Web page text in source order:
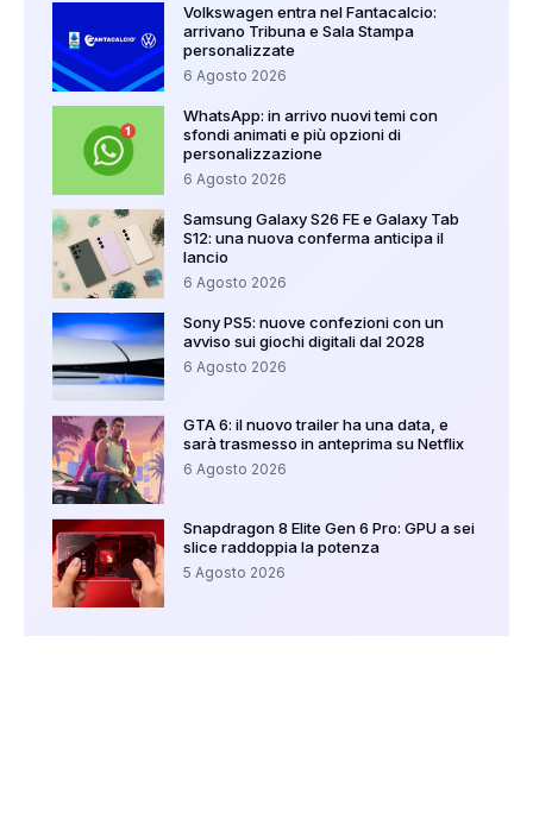
Volkswagen entra nel Fantacalcio:
arrivano Tribuna e Sala Stampa
personalizzate
6 Agosto 2026
WhatsApp: in arrivo nuovi temi con
sfondi animati e più opzioni di
personalizzazione
6 Agosto 2026
Samsung Galaxy S26 FE e Galaxy Tab
S12: una nuova conferma anticipa il
lancio
6 Agosto 2026
Sony PS5: nuove confezioni con un
avviso sui giochi digitali dal 2028
6 Agosto 2026
GTA 6: il nuovo trailer ha una data, e
sarà trasmesso in anteprima su Netflix
6 Agosto 2026
Snapdragon 8 Elite Gen 6 Pro: GPU a sei
slice raddoppia la potenza
5 Agosto 2026